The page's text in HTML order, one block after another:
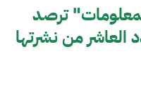
ترصد
من نشرتها